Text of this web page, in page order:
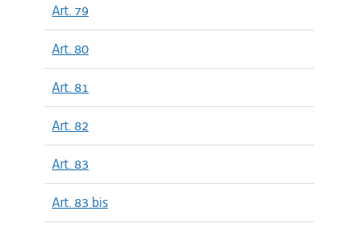
Art. 79
Art. 80
Art. 81
Art. 82
Art. 83
Art. 83 bis